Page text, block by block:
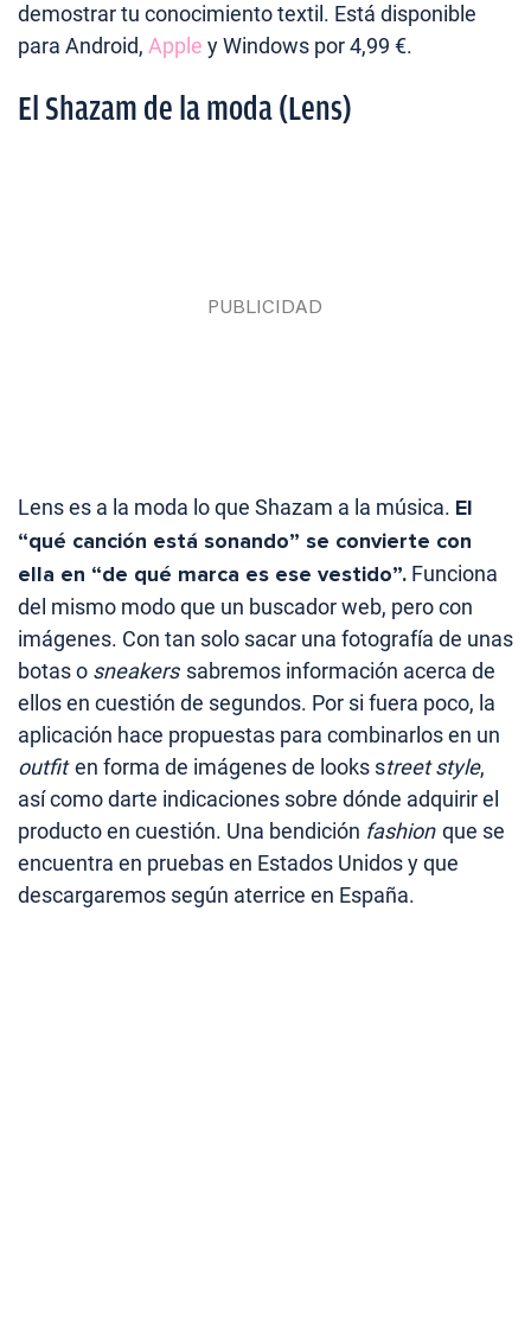
demostrar tu conocimiento textil. Está disponible
para Android, Apple y Windows por 4,99 €.
El Shazam de la moda (Lens)
Lens es a la moda lo que Shazam a la música. El
“qué canción está sonando” se convierte con
ella en “de qué marca es ese vestido”. Funciona
del mismo modo que un buscador web, pero con
imágenes. Con tan solo sacar una fotografía de unas
botas o sneakers sabremos información acerca de
ellos en cuestión de segundos. Por si fuera poco, la
aplicación hace propuestas para combinarlos en un
outfiten forma de imágenes de looks street style,
así como darte indicaciones sobre dónde adquirir el
producto en cuestión. Una bendición fashion que se
encuentra en pruebas en Estados Unidos y que
descargaremos según aterrice en España.